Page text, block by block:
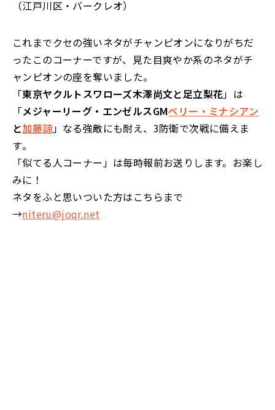
（江戸川区・バークレオ）
これまでクセの強いネタがチャンピオンになりがちだ
ったこのコーナーですが、見た目爽やか系のネタがチ
ャンピオンの座を奪いました。
「東京ヤクルトスワローズ木澤尚文と足立梨花」は
「メジャーリーグ・エンゼルスGMペリー・ミナシアン
と加藤諒」なる強敵にも耐え、3防衛で次戦に備えま
す。
「似てる人コーナー」は毎時報前お送りします。お楽し
みに！
ネタをふと思いついた方はこちらまで
→niteru@joqr.net